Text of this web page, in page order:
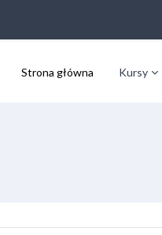
Strona główna Kursy